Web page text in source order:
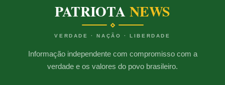
PATRIOTANEWS
VERDADE · NAÇÃO · LIBERDADE
Informação independente com compromisso com a
verdade e os valores do povo brasileiro.